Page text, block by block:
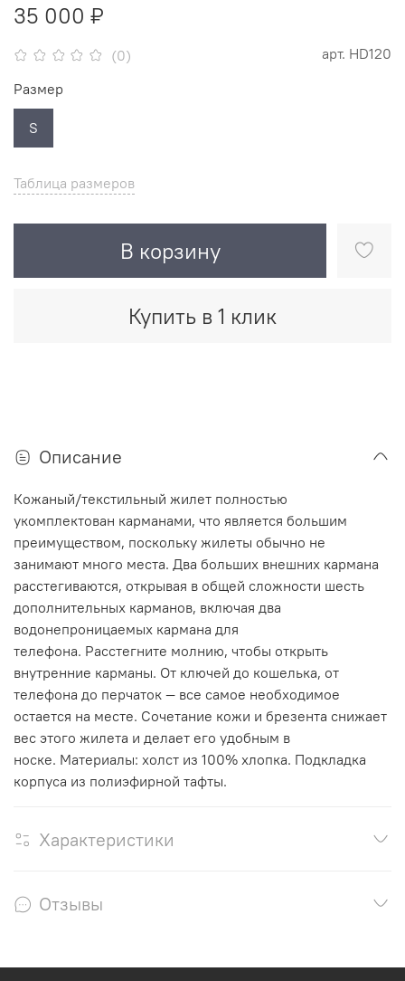
(0) арт. HD120
35 000 ₽
Таблица размеров
В корзину
Купить в 1 клик
Размер
S
Описание
Кожаный/текстильный жилет полностью
укомплектован карманами, что является большим
преимуществом, поскольку жилеты обычно не
занимают много места. Два больших внешних кармана
расстегиваются, открывая в общей сложности шесть
дополнительных карманов, включая два
водонепроницаемых кармана для
телефона. Расстегните молнию, чтобы открыть
внутренние карманы. От ключей до кошелька, от
телефона до перчаток — все самое необходимое
остается на месте. Сочетание кожи и брезента снижает
вес этого жилета и делает его удобным в
носке. Материалы: холст из 100% хлопка. Подкладка
корпуса из полиэфирной тафты.
Характеристики
Отзывы